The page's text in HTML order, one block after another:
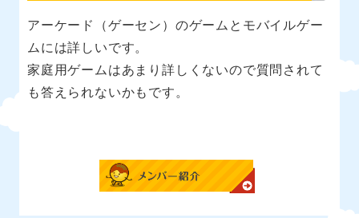
アーケード（ゲーセン）のゲームとモバイルゲー
ムには詳しいです。
家庭用ゲームはあまり詳しくないので質問されて
も答えられないかもです。